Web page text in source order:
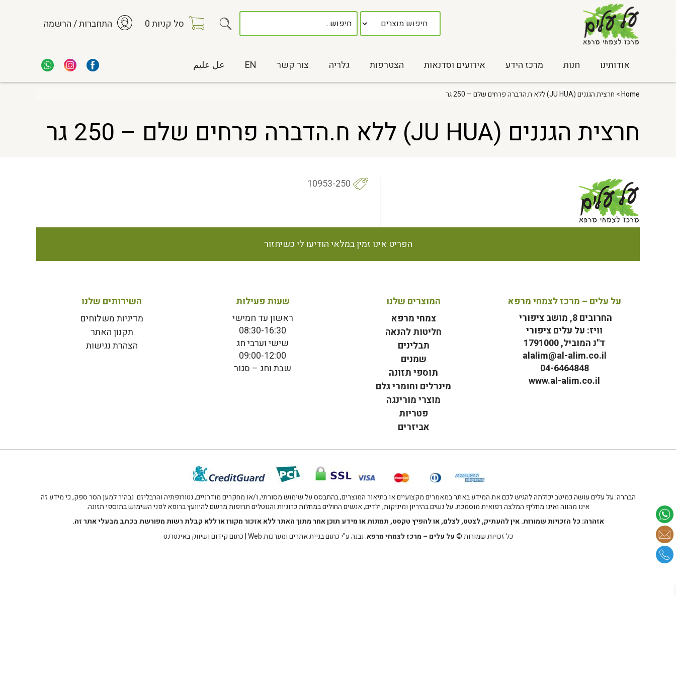
סל קניות0 התחברות / הרשמה
אודותינו חנות מרכז הידע אירועים וסדנאות הצטרפות גלריה צור קשר EN عل عليم
Home> חרצית הגננים (JU HUA) ללא ח.הדברה פרחים שלם – 250 גר
חרצית הגננים (JU HUA) ללא ח.הדברה פרחים שלם – 250 גר
10953-250
הפריט אינו זמין במלאי הודיעו לי כשיחזור
על עלים – מרכז לצמחי מרפא
החרובים 8, מושב ציפורי
וויז: על עלים ציפורי
ד"נ המוביל, 1791000
alalim@al-alim.co.il
04-6464848
www.al-alim.co.il
המוצרים שלנו
צמחי מרפא
חליטות להנאה
תבלינים
שמנים
תוספי תזונה
מינרלים וחומרי גלם
מוצרי מורינגה
פטריות
אביזרים
שעות פעילות
ראשון עד חמישי
08:30-16:30
שישי וערבי חג
09:00-12:00
שבת וחג – סגור
השירותים שלנו
מדיניות משלוחים
תקנון האתר
הצהרת נגישות
הבהרה: על עלים עושה כמיטב יכולתה להגיש לכם את המידע באתר במאמרים מקצועיים או בתיאור המוצרים, בהתבסס על שימוש מסורתי, ו/או מחקרים מודרניים, נטורופתיה והרבליזם. נבהיר למען הסר ספק, כי מידע זה
אינו מהווה ואינו מחליף המלצה רפואית מוסמכת. על נשים בהיריון ומיניקות, ילדים, אנשים החולים במחלות כרוניות והנוטלים תרופות מרשם להיוועץ ברופא לפני השימוש בתוספי תזונה.
אזהרה: כל הזכויות שמורות. אין להעתיק, לצטט, לצלם, או להפיץ טקסט, תמונות או מידע תוכן אחר מתוך האתר ללא אזכור מקורו או ללא קבלת רשות מפורשת בכתב מבעלי אתר זה.
כל זכויות שמורות ©על עלים – מרכז לצמחי מרפא. נבנה ע"יכתום בניית אתרים ומערכות Web |כתום קידום ושיווק באינטרנט